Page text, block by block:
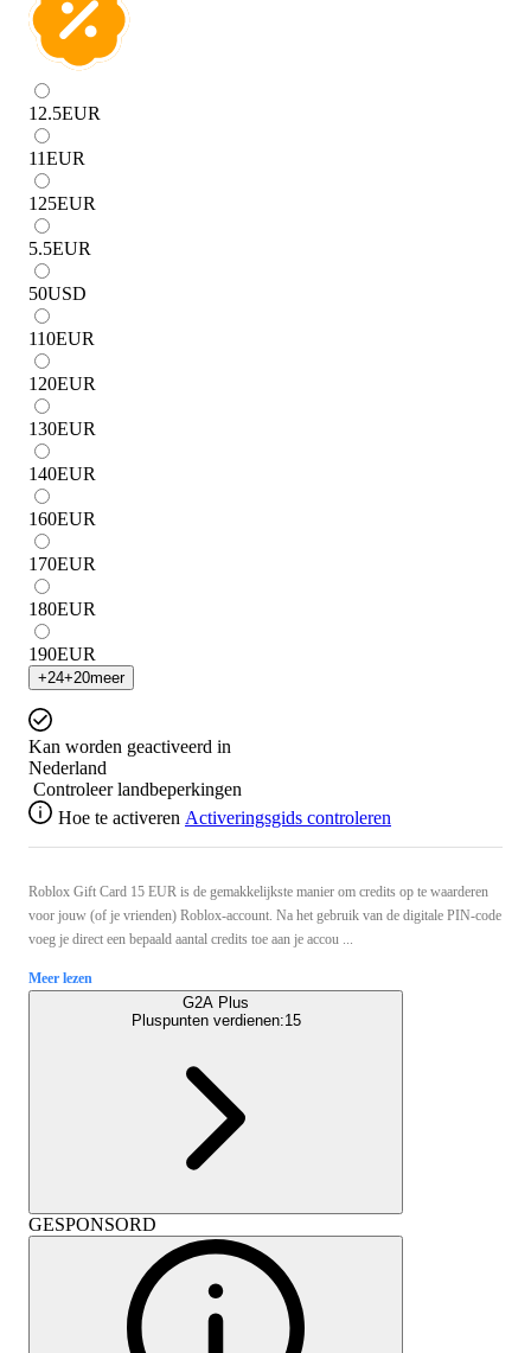
12.5EUR
11EUR
125EUR
5.5EUR
50USD
110EUR
120EUR
130EUR
140EUR
160EUR
170EUR
180EUR
190EUR
+24+20meer
Kan worden geactiveerd in
Nederland
Controleer landbeperkingen
Hoe te activeren Activeringsgids controleren
Roblox Gift Card 15 EUR is de gemakkelijkste manier om credits op te waarderen
voor jouw (of je vrienden) Roblox-account. Na het gebruik van de digitale PIN-code
voeg je direct een bepaald aantal credits toe aan je accou ...
Meer lezen
G2A Plus
Pluspunten verdienen:15
GESPONSORD